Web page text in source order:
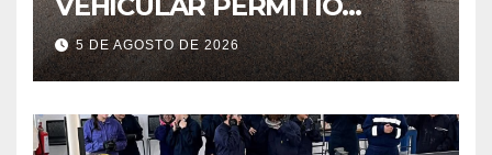
VEHICULAR PERMITIÓ
LOCALIZAR A UN HOMBRE
CON PEDIDO DE PARADERO
5 DE AGOSTO DE 2026